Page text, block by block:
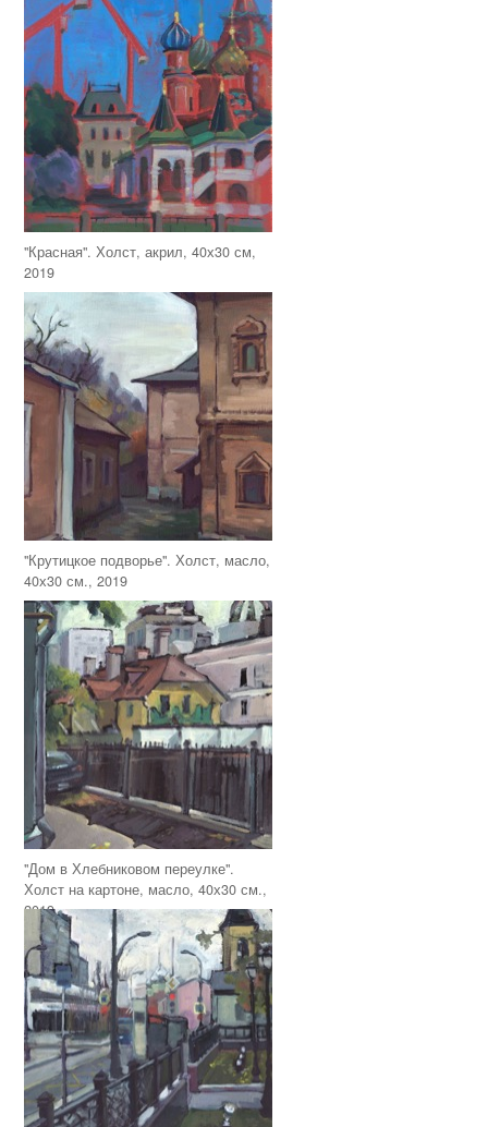
"Красная". Холст, акрил, 40х30 см,
2019
"Крутицкое подворье". Холст, масло,
40х30 см., 2019
"Дом в Хлебниковом переулке".
Холст на картоне, масло, 40х30 см.,
2019